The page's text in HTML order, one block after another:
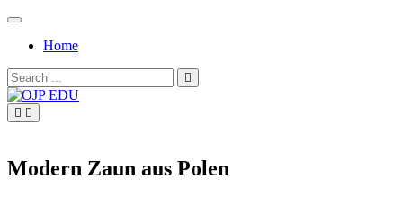
Skip
contentHome
Search
for:
Modern Zaun aus Polen